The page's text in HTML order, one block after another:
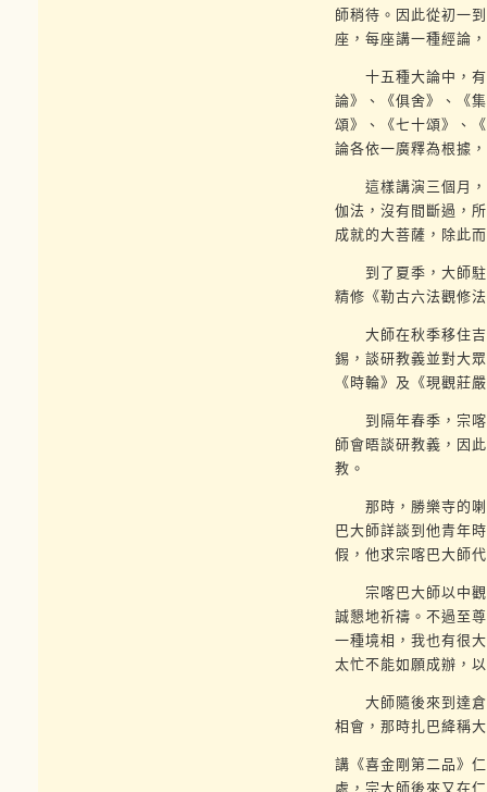
師稍待。因此從初一
座，每座講一種經論
十五種大論中，有
論》、《俱舍》、《
頌》、《七十頌》、
論各依一廣釋為根據
這樣講演三個月，
伽法，沒有間斷過，
成就的大菩薩，除此
到了夏季，大師駐
精修《勒古六法觀修
大師在秋季移住吉
錫，談研教義並對大
《時輪》及《現觀莊
到隔年春季，宗喀
師會晤談研教義，因
教。
那時，勝樂寺的喇
巴大師詳談到他青年
假，他求宗喀巴大師
宗喀巴大師以中觀
誠懇地祈禱。不過至
一種境相，我也有很
太忙不能如願成辦，
大師隨後來到達倉
相會，那時扎巴絳稱
講《喜金剛第二品》
處，宗大師後來又在